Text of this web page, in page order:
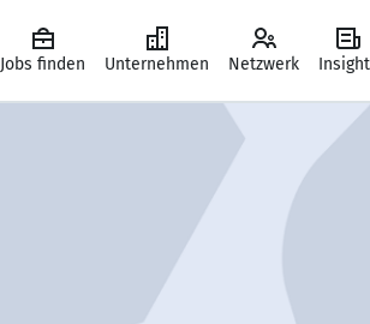
Jobs finden Unternehmen Netzwerk